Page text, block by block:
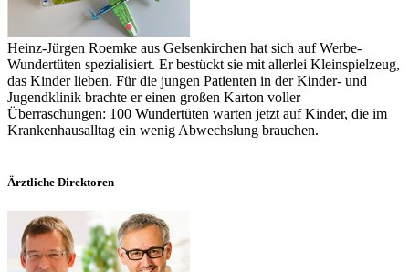
Heinz-Jürgen Roemke aus Gelsenkirchen hat sich auf Werbe-
Wundertüten spezialisiert. Er bestückt sie mit allerlei Kleinspielzeug,
das Kinder lieben. Für die jungen Patienten in der Kinder- und
Jugendklinik brachte er einen großen Karton voller
Überraschungen: 100 Wundertüten warten jetzt auf Kinder, die im
Krankenhausalltag ein wenig Abwechslung brauchen.
Ärztliche Direktoren